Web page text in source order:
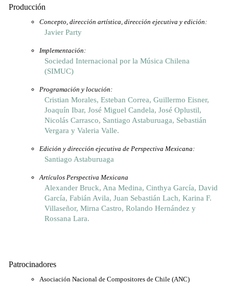
Producción
Concepto, dirección artística, dirección ejecutiva y edición:
Javier Party
Implementación:
Sociedad Internacional por la Música Chilena
(SIMUC)
Programación y locución:
Cristian Morales, Esteban Correa, Guillermo Eisner,
Joaquín Ibar, José Miguel Candela, José Oplustil,
Nicolás Carrasco, Santiago Astaburuaga, Sebastián
Vergara y Valeria Valle.
Edición y dirección ejecutiva de Perspectiva Mexicana :
Santiago Astaburuaga
Artículos Perspectiva Mexicana
Alexander Bruck, Ana Medina, Cinthya García, David
García, Fabián Avila, Juan Sebastián Lach, Karina F.
Villaseñor, Mirna Castro, Rolando Hernández y
Rossana Lara.
Patrocinadores
Asociación Nacional de Compositores de Chile (ANC)